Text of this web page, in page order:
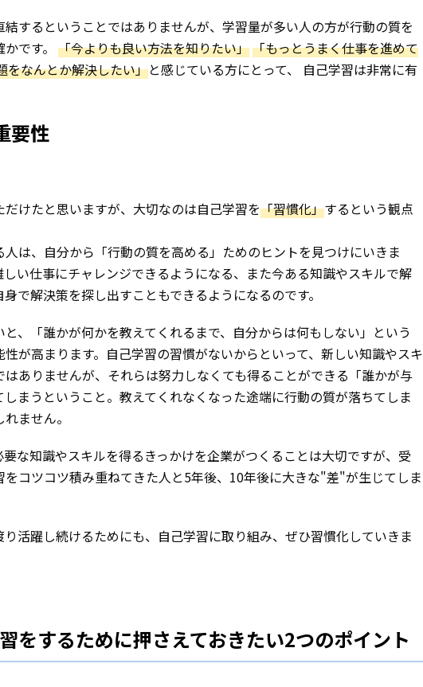
するということではありませんが、学習量が多い人の方が行動の質を
かです。「今よりも良い方法を知りたい」「もっとうまく仕事を進めて
をなんとか解決したい」と感じている方にとって、 自己学習は非常に有
要性
けたと思いますが、大切なのは自己学習を「習慣化」するという観点
は、自分から「行動の質を高める」ためのヒントを見つけにいきま
い仕事にチャレンジできるようになる、また今ある知識やスキルで解
で解決策を探し出すこともできるようになるのです。
、「誰かが何かを教えてくれるまで、自分からは何もしない」という
が高まります。自己学習の習慣がないからといって、新しい知識やスキ
ありませんが、それらは努力しなくても得ることができる「誰かが与
まうということ。教えてくれなくなった途端に行動の質が落ちてしま
ません。
な知識やスキルを得るきっかけを企業がつくることは大切ですが、受
コツコツ積み重ねてきた人と5年後、10年後に大きな"差"が生じてしま
活躍し続けるためにも、自己学習に取り組み、ぜひ習慣化していきま
をするために押さえておきたい2つのポイント